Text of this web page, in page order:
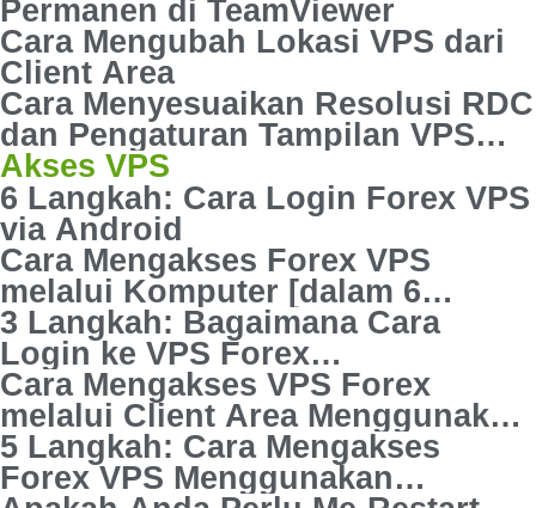
Permanen di TeamViewer
Cara Mengubah Lokasi VPS dari
Client Area
Cara Menyesuaikan Resolusi RDC
dan Pengaturan Tampilan VPS
Forex
Akses VPS
6 Langkah: Cara Login Forex VPS
via Android
Cara Mengakses Forex VPS
melalui Komputer [dalam 6
Langkah Mudah]
3 Langkah: Bagaimana Cara
Login ke VPS Forex
Menggunakan MacOs
Cara Mengakses VPS Forex
melalui Client Area Menggunakan
no-VNC Console
5 Langkah: Cara Mengakses
Forex VPS Menggunakan